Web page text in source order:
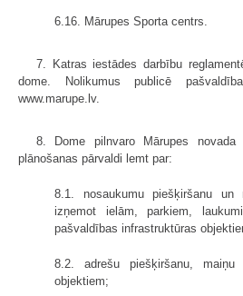
6.16. Mārupes Sporta centrs.
7. Katras iestādes darbību
dome. Nolikumus publicē
www.marupe.lv.
8. Dome pilnvaro Mārupes
plānošanas pārvaldi lemt par:
8.1. nosaukumu piešķiršanu un
izņemot ielām, parkiem,
pašvaldības infrastruktūras
8.2. adrešu piešķiršanu, maiņu
objektiem;